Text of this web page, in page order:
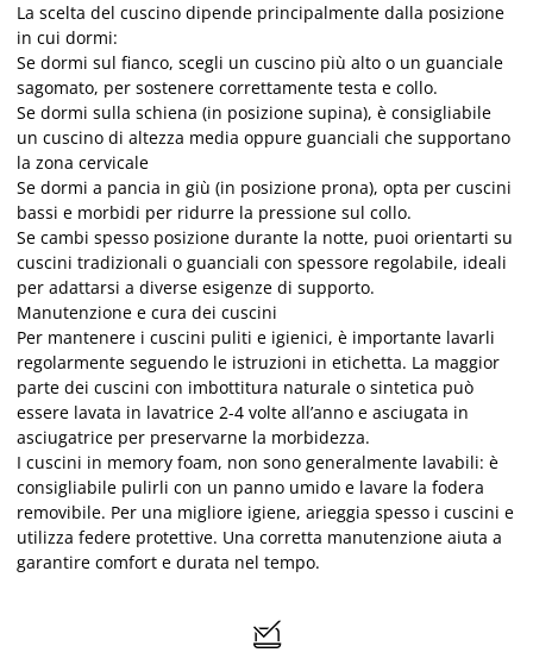
La scelta del cuscino dipende principalmente dalla posizione
in cui dormi:
Se dormi sul fianco, scegli un cuscino più alto o un guanciale
sagomato, per sostenere correttamente testa e collo.
Se dormi sulla schiena (in posizione supina), è consigliabile
un cuscino di altezza media oppure guanciali che supportano
la zona cervicale
Se dormi a pancia in giù (in posizione prona), opta per cuscini
bassi e morbidi per ridurre la pressione sul collo.
Se cambi spesso posizione durante la notte, puoi orientarti su
cuscini tradizionali o guanciali con spessore regolabile, ideali
per adattarsi a diverse esigenze di supporto.
Manutenzione e cura dei cuscini
Per mantenere i cuscini puliti e igienici, è importante lavarli
regolarmente seguendo le istruzioni in etichetta. La maggior
parte dei cuscini con imbottitura naturale o sintetica può
essere lavata in lavatrice 2-4 volte all’anno e asciugata in
asciugatrice per preservarne la morbidezza.
I cuscini in memory foam, non sono generalmente lavabili: è
consigliabile pulirli con un panno umido e lavare la fodera
removibile. Per una migliore igiene, arieggia spesso i cuscini e
utilizza federe protettive. Una corretta manutenzione aiuta a
garantire comfort e durata nel tempo.
